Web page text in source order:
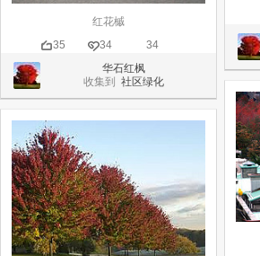
红花槭
35
34
34
华石红枫
收集到社区绿化